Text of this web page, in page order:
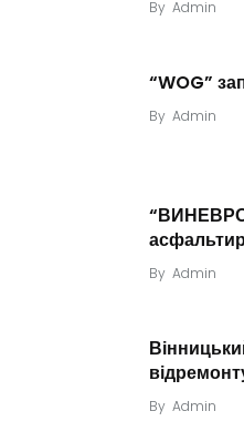
By Admin
“WOG”
By Admin
By Admin
By Admin